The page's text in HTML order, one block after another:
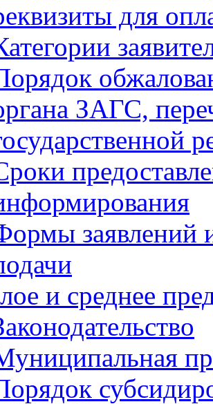
для
ЗАГС,
заявлений
и среднее